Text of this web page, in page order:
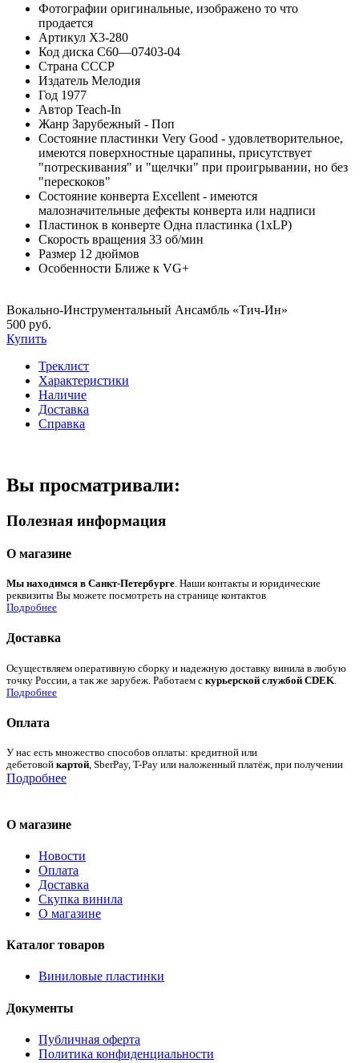
Фотографии оригинальные, изображено то что
продается
Артикул X3-280
Код диска C60—07403-04
Страна СССР
Издатель Мелодия
Год 1977
Автор Teach-In
Жанр Зарубежный - Поп
Состояние пластинки Very Good - удовлетворительное,
имеются поверхностные царапины, присутствует
"потрескивания" и "щелчки" при проигрывании, но без
"перескоков"
Состояние конверта Excellent - имеются
малозначительные дефекты конверта или надписи
Пластинок в конверте Одна пластинка (1xLP)
Скорость вращения 33 об/мин
Размер 12 дюймов
Особенности Ближе к VG+
Вокально-Инструментальный Ансамбль «Тич-Ин»
500 руб.
Купить
Треклист
Характеристики
Наличие
Доставка
Справка
Вы просматривали:
Полезная информация
О магазине
Мы находимся в Санкт-Петербурге. Наши контакты и юридические
реквизиты Вы можете посмотреть на странице контактов
Подробнее
Доставка
Осуществляем оперативную сборку и надежную доставку винила в любую
точку России, а так же зарубеж. Работаем с курьерской службой CDEK
Подробнее
Оплата
У нас есть множество способов оплаты: кредитной или
дебетовой картой, SberPay, T-Pay или наложенный платёж, при получении
Подробнее
О магазине
Новости
Оплата
Доставка
Скупка винила
О магазине
Каталог товаров
Виниловые пластинки
Документы
Публичная оферта
Политика конфиденциальности